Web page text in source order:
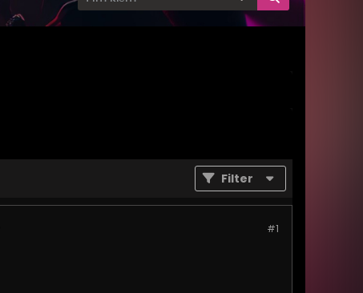
Filter
#1